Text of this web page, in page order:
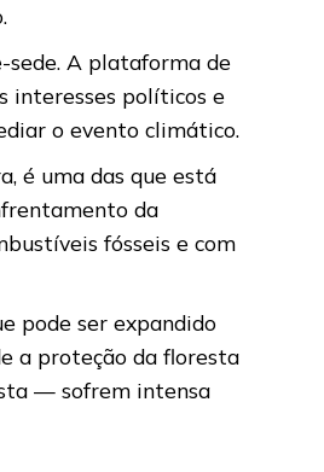
sede. A plataforma de
interesses políticos e
o evento climático.
é uma das que está
da
fósseis e com
pode ser expandido
a proteção da floresta
— sofrem intensa